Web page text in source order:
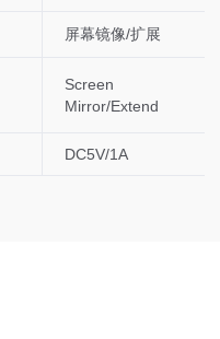
屏幕镜像/扩展
Screen
Mirror/Extend
DC5V/1A